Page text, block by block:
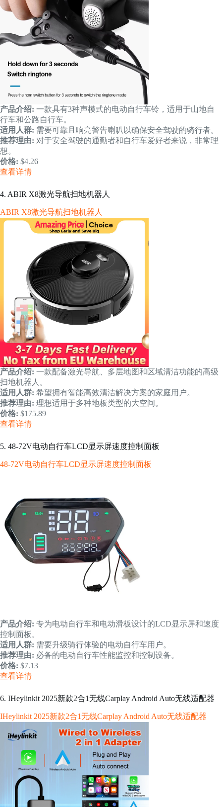
产品介绍: 一款具有3种声模式的电动自行车铃，适用于山地自
行车和公路自行车。
适用人群: 需要可靠且响亮警告喇叭以确保安全驾驶的骑行者。
推荐理由: 对于安全驾驶的通勤者和自行车爱好者来说，非常理
想。
价格: $4.26
查看详情
4. ABIR X8激光导航扫地机器人
ABIR X8激光导航扫地机器人
产品介绍: 一款配备激光导航、多层地图和区域清洁功能的高级
扫地机器人。
适用人群: 希望拥有智能高效清洁解决方案的家庭用户。
推荐理由: 理想适用于多种地板类型的大空间。
价格: $175.89
查看详情
5. 48-72V电动自行车LCD显示屏速度控制面板
48-72V电动自行车LCD显示屏速度控制面板
产品介绍: 专为电动自行车和电动滑板设计的LCD显示屏和速度
控制面板。
适用人群: 需要升级骑行体验的电动自行车用户。
推荐理由: 必备的电动自行车性能监控和控制设备。
价格: $7.13
查看详情
6. IHeylinkit 2025新款2合1无线Carplay Android Auto无线适配器
IHeylinkit 2025新款2合1无线Carplay Android Auto无线适配器